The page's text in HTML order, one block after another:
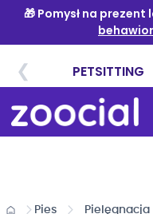
do
treści
Pies Pielęgnacja